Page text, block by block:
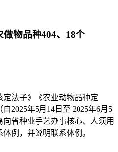
物品种404、18个
法子》《农业动物品种定
2025年5月14日至 2025年6月5
向省种业手艺办事核心、人须用
例，并说明联系体例。